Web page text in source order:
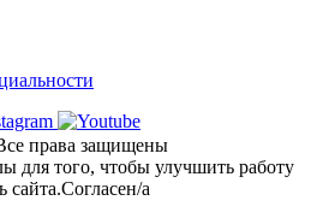
права защищены
для того, чтобы улучшить работу
сайта.Согласен/а